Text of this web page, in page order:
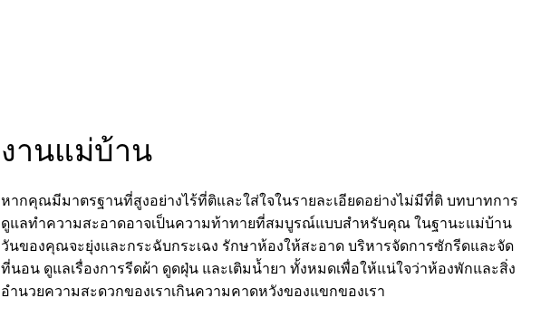
งานแม่บ้าน
หากคุณมีมาตรฐานที่สูงอย่างไร้ที่ติและใส่ใจในรายละเอียดอย่างไม่มีที่ติ บทบาทการ
ดูแลทำความสะอาดอาจเป็นความท้าทายที่สมบูรณ์แบบสำหรับคุณ ในฐานะแม่บ้าน
วันของคุณจะยุ่งและกระฉับกระเฉง รักษาห้องให้สะอาด บริหารจัดการซักรีดและจัด
ที่นอน ดูแลเรื่องการรีดผ้า ดูดฝุ่น และเติมน้ำยา ทั้งหมดเพื่อให้แน่ใจว่าห้องพักและสิ่ง
อำนวยความสะดวกของเราเกินความคาดหวังของแขกของเรา